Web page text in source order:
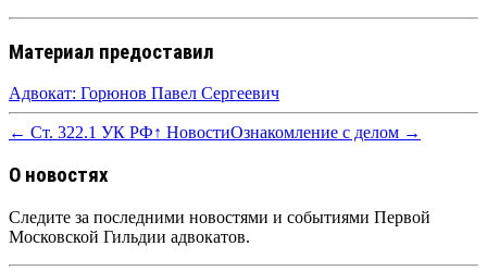
Материал предоставил
Адвокат: Горюнов Павел Сергеевич
← Ст. 322.1 УК РФ↑ НовостиОзнакомление с делом →
О новостях
Следите за последними новостями и событиями Первой
Московской Гильдии адвокатов.